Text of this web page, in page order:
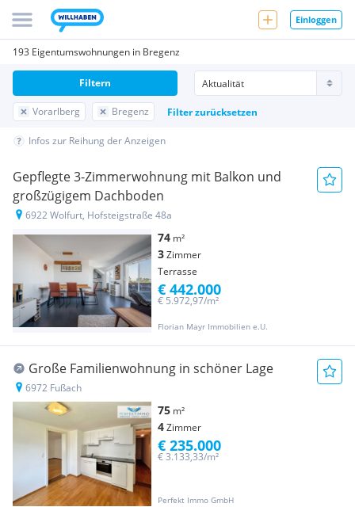
Einloggen
193 Eigentumswohnungen in Bregenz
Vorarlberg Bregenz Filter zurücksetzen
Filtern
Infos zur Reihung der Anzeigen
Gepflegte 3-Zimmerwohnung mit Balkon und
großzügigem Dachboden
6922 Wolfurt, Hofsteigstraße 48a
74 m²
3Zimmer
Terrasse
Florian Mayr Immobilien e.U.
€ 5.972,97/m²
€ 442.000
Große Familienwohnung in schöner Lage
6972 Fußach
75 m²
4Zimmer
Perfekt Immo GmbH
€ 3.133,33/m²
€ 235.000